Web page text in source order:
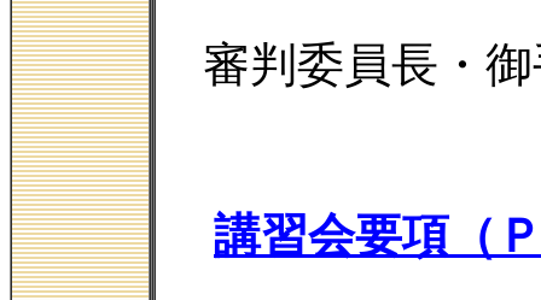
審判委員長・御
講習会要項（